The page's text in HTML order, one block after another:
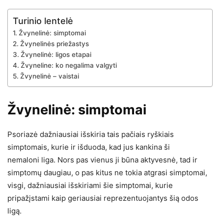
Turinio lentelė
Žvynelinė: simptomai
Žvynelinės priežastys
Žvynelinė: ligos etapai
Žvyneline: ko negalima valgyti
Žvynelinė – vaistai
Žvynelinė: simptomai
Psoriazė dažniausiai išskiria tais pačiais ryškiais
simptomais, kurie ir išduoda, kad jus kankina ši
nemaloni liga. Nors pas vienus ji būna aktyvesnė, tad ir
simptomų daugiau, o pas kitus ne tokia atgrasi simptomai,
visgi, dažniausiai išskiriami šie simptomai, kurie
pripažįstami kaip geriausiai reprezentuojantys šią odos
ligą.